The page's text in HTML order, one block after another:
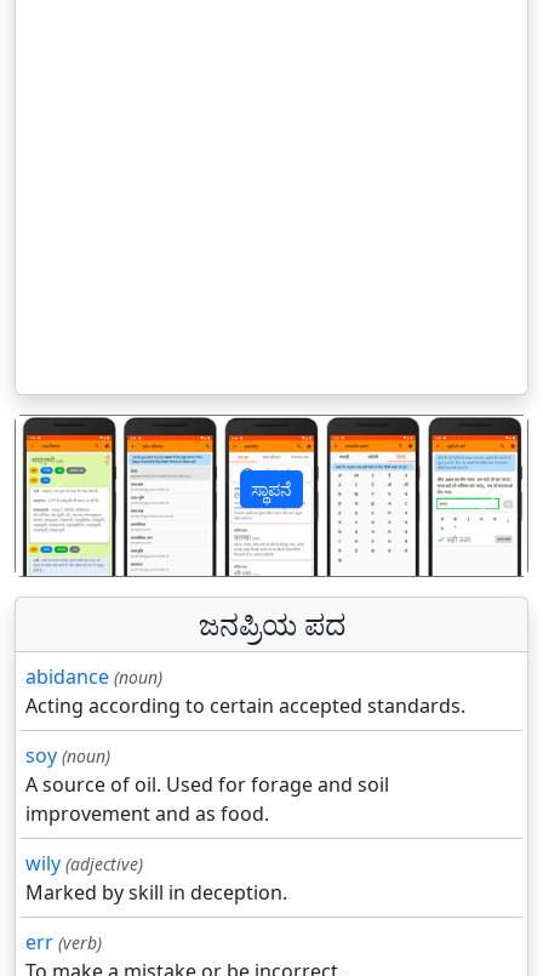
ಸ್ಥಾಪನೆ
पिछला
ಜನಪ್ರಿಯ ಪದ
abidance (noun)
Acting according to certain accepted standards.
soy (noun)
A source of oil. Used for forage and soil
improvement and as food.
wily (adjective)
Marked by skill in deception.
err (verb)